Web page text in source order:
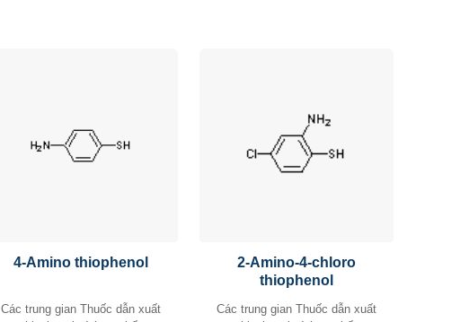
4-Amino thiophenol
Các trung gian Thuốc dẫn xuất
2-Amino-4-chloro
thiophenol
Các trung gian Thuốc dẫn xuất